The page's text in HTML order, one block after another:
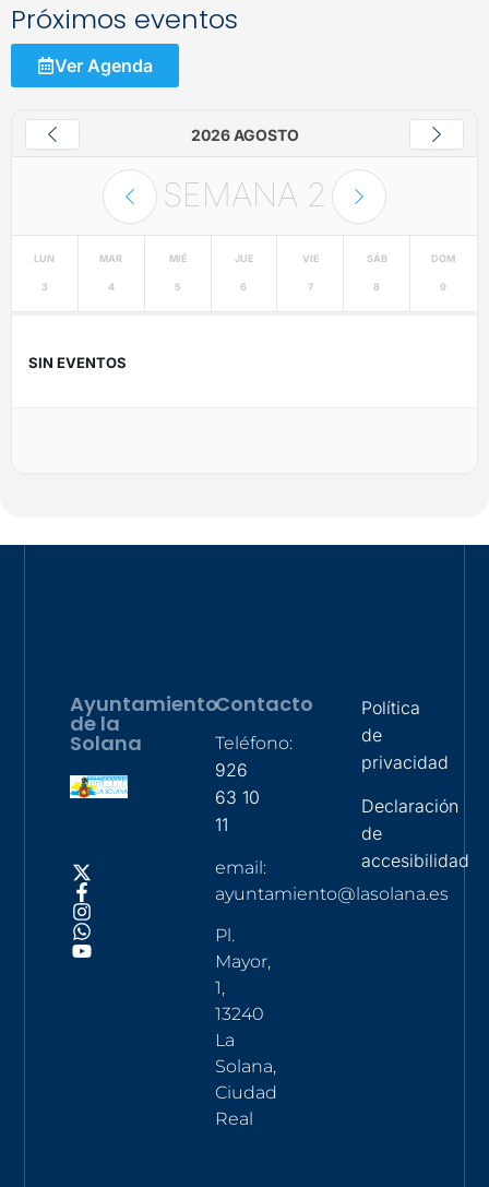
Próximos eventos
Ver Agenda
2026 AGOSTO
SEMANA 2
LUN
3
MAR
4
MIÉ
5
JUE
6
VIE
7
SÁB
8
DOM
9
SIN EVENTOS
Ayuntamiento
de la
Solana
Contacto
Teléfono:
926
63 10
11
email:
ayuntamiento@lasolana.es
Pl.
Mayor,
1,
13240
La
Solana,
Ciudad
Real
Política
de
privacidad
Declaración
de
accesibilidad